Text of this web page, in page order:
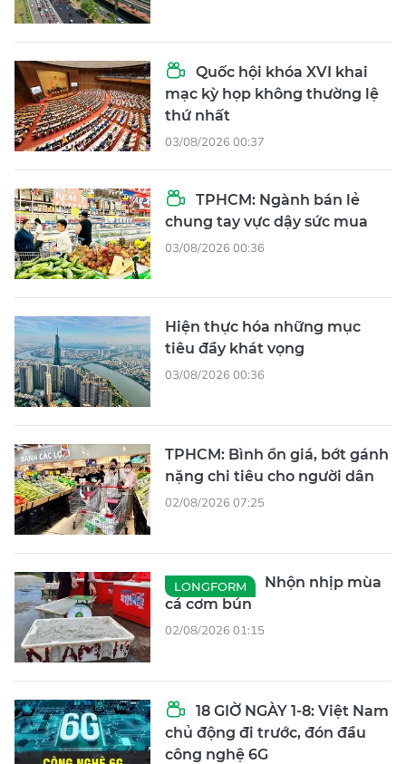
Quốc hội khóa XVI khai
mạc kỳ họp không thường lệ
thứ nhất
03/08/2026 00:37
TPHCM: Ngành bán lẻ
chung tay vực dậy sức mua
03/08/2026 00:36
Hiện thực hóa những mục
tiêu đầy khát vọng
03/08/2026 00:36
TPHCM: Bình ổn giá, bớt gánh
nặng chi tiêu cho người dân
02/08/2026 07:25
LONGFORM
Nhộn nhịp mùa
cá cơm bún
02/08/2026 01:15
18 GIỜ NGÀY 1-8: Việt Nam
chủ động đi trước, đón đầu
công nghệ 6G